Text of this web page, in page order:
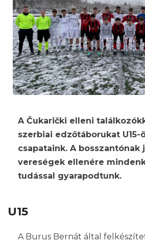
A Čukarički elleni
szerbiai edzőtáborukat U15-
csapataink. A
vereségek ellenére
tudással gyarapodtunk.
U15
A Burus Bernát által